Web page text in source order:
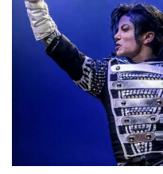
Virály
Sex a vztahy
Sledujte prima+